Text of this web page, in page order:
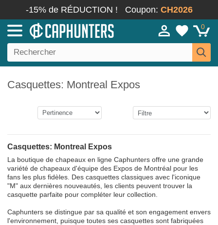
-15% de RÉDUCTION ! Coupon: CH2026
0
Casquettes: Montreal Expos
Casquettes: Montreal Expos
La boutique de chapeaux en ligne Caphunters offre une grande
variété de chapeaux d'équipe des Expos de Montréal pour les
fans les plus fidèles. Des casquettes classiques avec l'iconique
"M" aux dernières nouveautés, les clients peuvent trouver la
casquette parfaite pour compléter leur collection.
Caphunters se distingue par sa qualité et son engagement envers
l'environnement, puisque toutes ses casquettes sont fabriquées